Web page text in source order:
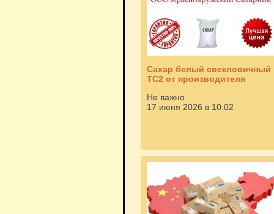
Сахар белый свекловичный
ТС2 от производителя
Не важно
17 июня 2026 в 10:02